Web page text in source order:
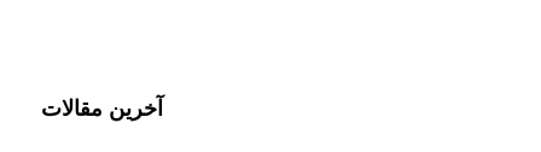
آخرین مقالات